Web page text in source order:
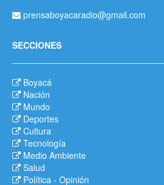
prensaboyacaradio@gmail.com
SECCIONES
Boyacá
Nación
Mundo
Deportes
Cultura
Tecnología
Medio Ambiente
Salud
Política - Opinión